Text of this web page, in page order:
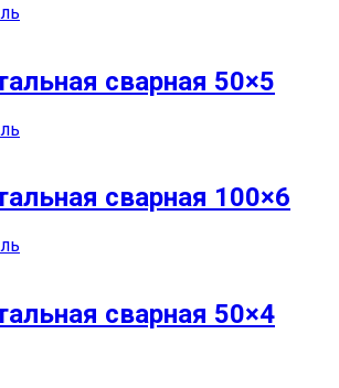
сварная 50×5
сварная 100×6
сварная 50×4